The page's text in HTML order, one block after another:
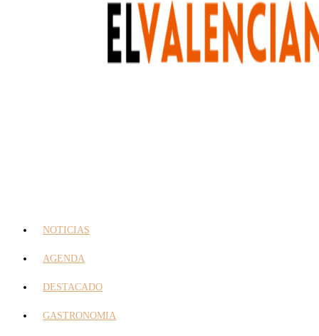
NOTICIAS
AGENDA
DESTACADO
GASTRONOMIA